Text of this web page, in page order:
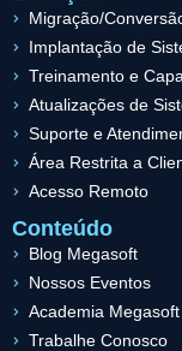
Migração/
Implantação de
Treinamento e
Atualizações de
Suporte e
Área Restrita a
Acesso Remoto
Conteúdo
Blog Megasoft
Nossos Eventos
Academia Megasoft
Trabalhe Conosco